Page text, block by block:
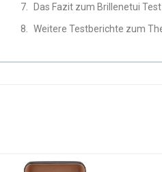
Das Fazit zum Brillenetui Test